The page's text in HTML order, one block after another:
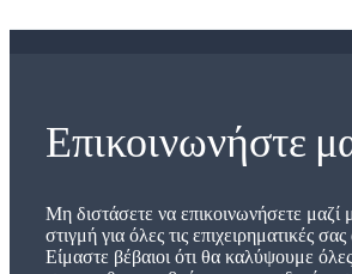
Επικοινωνήστε
Μη διστάσετε να επικοινωνήσετε μαζί
στιγμή για όλες τις επιχειρηματικές
Είμαστε βέβαιοι ότι θα καλύψουμε όλες